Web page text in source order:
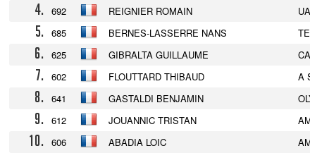
4. 692 REIGNIER ROMAIN
5. 685 BERNES-LASSERRE NANS
6. 625 GIBRALTA GUILLAUME
7. 602 FLOUTTARD THIBAUD A
8. 641 GASTALDI BENJAMIN
9. 612 JOUANNIC TRISTAN
10. 606 ABADIA LOIC